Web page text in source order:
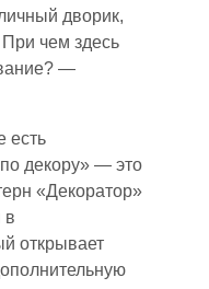
дворик,
При чем здесь
—
есть
декору» — это
«Декоратор»
в
открывает